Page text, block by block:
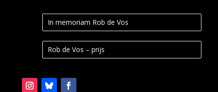
In memoriam Rob de Vos
Rob de Vos – prijs